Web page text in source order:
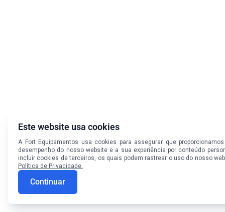
Este website usa cookies
A Fort Equipamentos usa cookies para assegurar que
desempenho do nosso website e a sua experiência por conteúdo
incluir cookies de terceiros, os quais podem rastrear o uso do nosso
Política de Privacidade.
Continuar